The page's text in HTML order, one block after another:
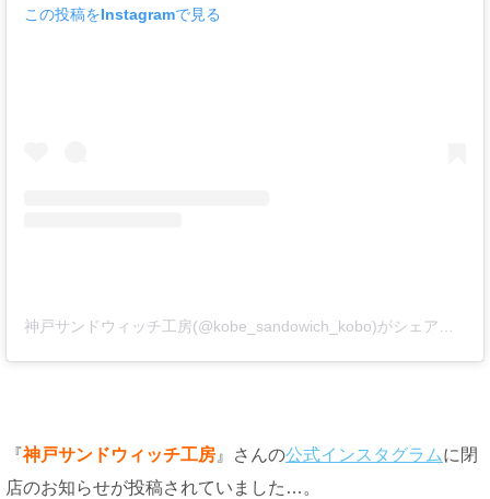
この投稿をInstagramで見る
『神戸サンドウィッチ工房 』さんの公式インスタグラムに閉
店のお知らせが投稿されていました…。